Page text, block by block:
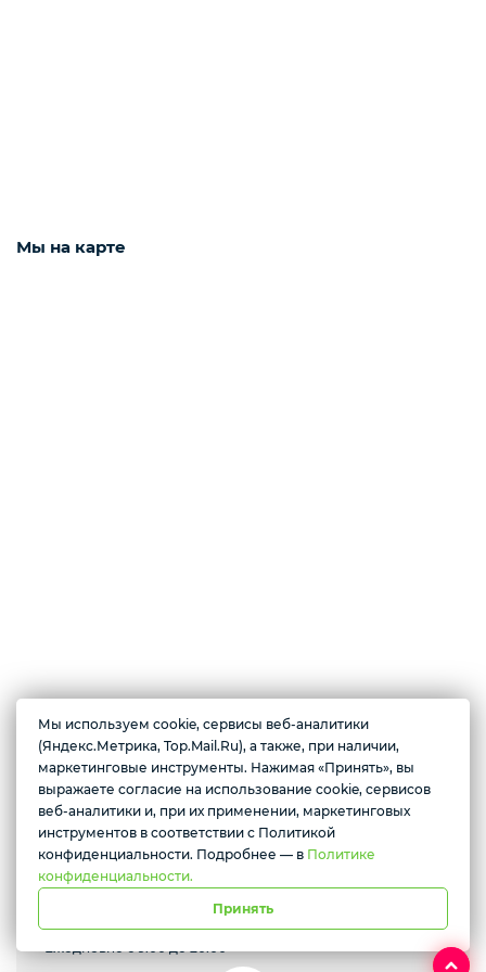
Мы на карте
О магазине
Магазин фермерского мяса. В нашем магазине Вы можете приобрести
самые натуральные мясные продукты. А так же деликатесы и
полуфабрикаты крафтового производства.
Ангарск, 205 квартал, д. 14
Мы используем cookie, сервисы веб-аналитики
(Яндекс.Метрика, Top.Mail.Ru), а также, при наличии,
маркетинговые инструменты. Нажимая «Принять», вы
выражаете согласие на использование cookie, сервисов
веб-аналитики и, при их применении, маркетинговых
инструментов в соответствии с Политикой
конфиденциальности. Подробнее — в Политике
конфиденциальности.
Принять
Желаете подозвать сотрудника
Да Нет